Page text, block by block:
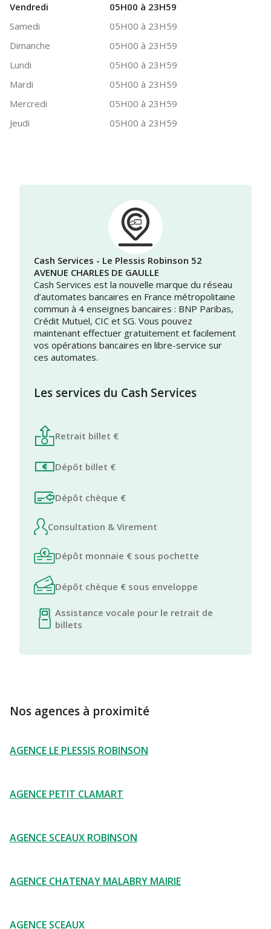
Vendredi
05H00 à 23H59
Samedi
05H00 à 23H59
Dimanche
05H00 à 23H59
Lundi
05H00 à 23H59
Mardi
05H00 à 23H59
Mercredi
05H00 à 23H59
Jeudi
05H00 à 23H59
Cash Services - Le Plessis Robinson 52
AVENUE CHARLES DE GAULLE
Cash Services est la nouvelle marque du réseau
d’automates bancaires en France métropolitaine
commun à 4 enseignes bancaires : BNP Paribas,
Crédit Mutuel, CIC et SG. Vous pouvez
maintenant effectuer gratuitement et facilement
vos opérations bancaires en libre-service sur
ces automates.
Les services du Cash Services
Retrait billet €
Dépôt billet €
Dépôt chèque €
Consultation & Virement
Dépôt monnaie € sous pochette
Dépôt chèque € sous enveloppe
Assistance vocale pour le retrait de
billets
Nos agences à proximité
AGENCE LE PLESSIS ROBINSON
AGENCE PETIT CLAMART
AGENCE SCEAUX ROBINSON
AGENCE CHATENAY MALABRY MAIRIE
AGENCE SCEAUX